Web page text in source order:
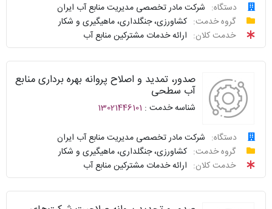
سامانه
خدمات
دولت
توافقنامه
شناسنامه
نظرسنجی
سوالات
سامانه
خدمات
دولت
دستگاه:
شرکت مادر تخصصی مدیریت منابع آب ایران
گروه خدمت:
کشاورزی، جنگلداری، ماهیگیری و شکار
خدمت کلان:
ارائه خدمات مشترکین منابع آب
درخواست
پیگیری
واحد
پاسخگو
توافقنامه
صدور، تمدید و اصلاح پروانه بهره برداری منابع
آب سطحی
شناسه خدمت : 13021446101
دستگاه:
شرکت مادر تخصصی مدیریت منابع آب ایران
گروه خدمت:
کشاورزی، جنگلداری، ماهیگیری و شکار
خدمت کلان:
ارائه خدمات مشترکین منابع آب
درخواست
پیگیری
واحد